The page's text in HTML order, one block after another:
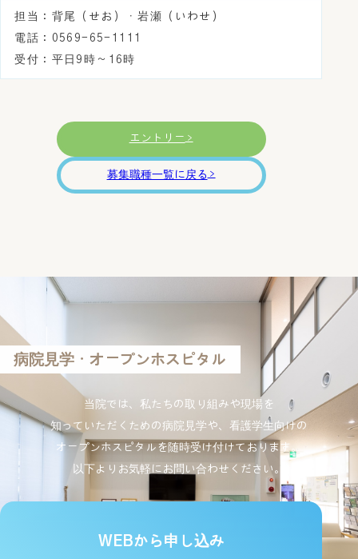
担当：背尾（せお）・岩瀬（いわせ）
電話：0569-65-1111
受付：平日9時～16時
エントリー ＞
募集職種一覧に戻る ＞
病院見学・オープンホスピタル
当院では、私たちの取り組みや現場を
知っていただくための病院見学や、看護学生向けの
オープンホスピタルを随時受け付けております。
以下よりお気軽にお問い合わせください。
WEBから申し込み